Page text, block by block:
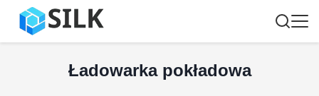
Ładowarka pokładowa